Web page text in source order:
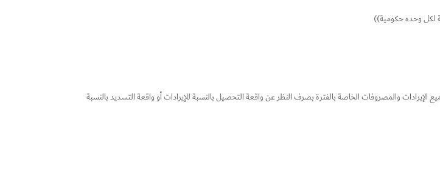
لكل وحده حكومية))
والمصروفات الخاصة بالفترة بصرف النظر عن واقعة التحصيل بالنسبة للإيرادات أو واقعة التسديد بالنسبة